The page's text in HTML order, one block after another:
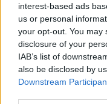
interest-based ads
us or personal
your opt-out. You may
disclosure of your
IAB’s list of
also be disclosed by
Downstream
Camaro som
Senaste inlägget
Volkswagen
Senaste inlägget
Golf Mk2 16v